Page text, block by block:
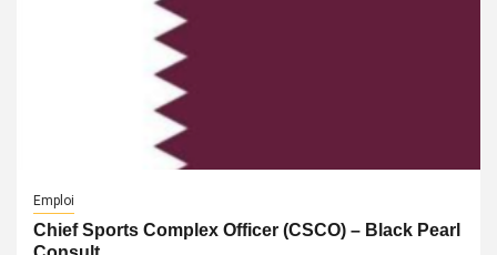
Emploi
Chief Sports Complex Officer (CSCO) – Black Pearl